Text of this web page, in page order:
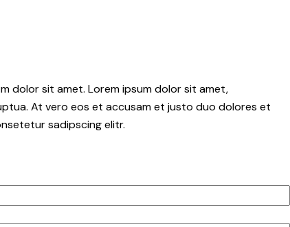
dolor sit amet. Lorem ipsum dolor sit amet,
At vero eos et accusam et justo duo dolores et
sadipscing elitr.